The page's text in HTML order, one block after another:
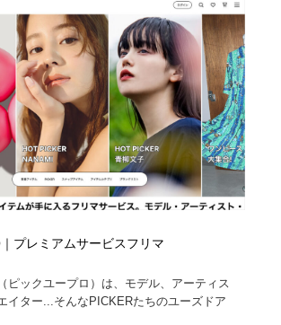
プレミアムサービスフリマ
ピックユープロ）は、モデル、アーティス
イター...そんなPICKERたちのユーズドア